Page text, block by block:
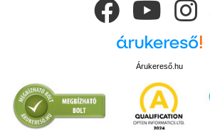
Árukereső.hu